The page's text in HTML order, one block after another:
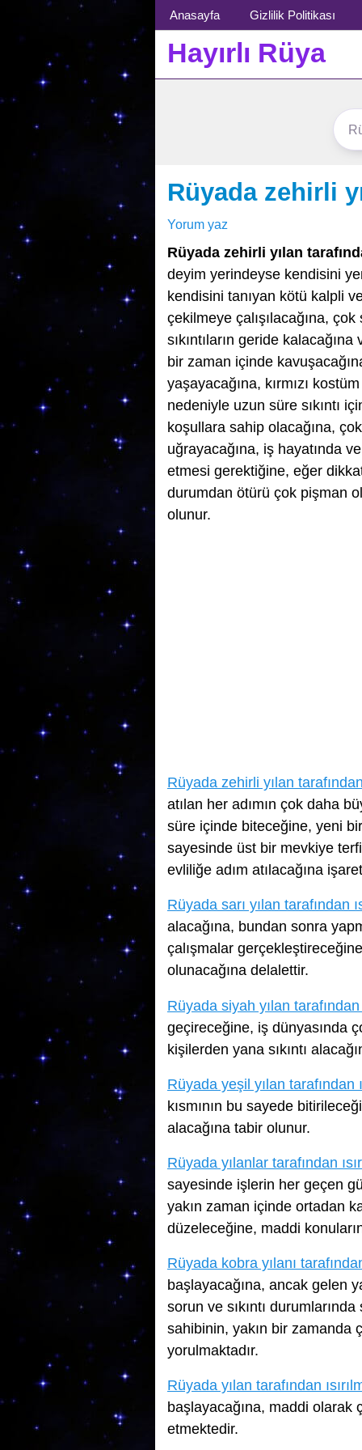
Menü
Anasayfa Gizlilik Politikası
Hayırlı Rüya
Rüyada zehirli
Yorum yaz
Rüyada zehirli yılan
deyim yerindeyse kendisini
kendisini tanıyan kötü kalpli
çekilmeye çalışılacağına,
sıkıntıların geride
bir zaman içinde
yaşayacağına, kırmızı
nedeniyle uzun süre sıkıntı
koşullara sahip olacağına,
uğrayacağına, iş hayatında
etmesi gerektiğine, eğer
durumdan ötürü çok pişman
olunur.
Rüyada zehirli yılan tarafından
atılan her adımın çok daha
süre içinde biteceğine, yeni
sayesinde üst bir mevkiye
evliliğe adım atılacağına
Rüyada sarı yılan tarafından
alacağına, bundan sonra
çalışmalar
olunacağına delalettir.
Rüyada siyah yılan tarafından
geçireceğine, iş dünyasında
kişilerden yana sıkıntı
Rüyada yeşil yılan tarafından
kısmının bu sayede
alacağına tabir olunur.
Rüyada yılanlar tarafından
sayesinde işlerin her geçen
yakın zaman içinde ortadan
düzeleceğine, maddi
Rüyada kobra yılanı
başlayacağına, ancak gelen
sorun ve sıkıntı
sahibinin, yakın bir zamanda
yorulmaktadır.
Rüyada yılan tarafından
başlayacağına, maddi olarak
etmektedir.